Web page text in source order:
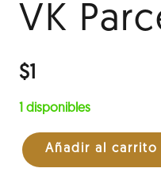
VK
$1
1 disponibles
Pago
Añadir al carrito